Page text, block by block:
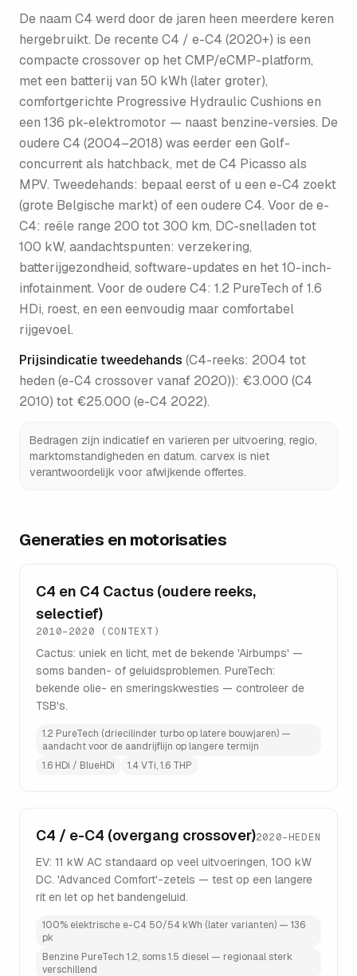
De naam C4 werd door de jaren heen meerdere keren
hergebruikt. De recente C4 / e-C4 (2020+) is een
compacte crossover op het CMP/eCMP-platform,
met een batterij van 50 kWh (later groter),
comfortgerichte Progressive Hydraulic Cushions en
een 136 pk-elektromotor — naast benzine-versies. De
oudere C4 (2004–2018) was eerder een Golf-
concurrent als hatchback, met de C4 Picasso als
MPV. Tweedehands: bepaal eerst of u een e-C4 zoekt
(grote Belgische markt) of een oudere C4. Voor de e-
C4: reële range 200 tot 300 km, DC-snelladen tot
100 kW, aandachtspunten: verzekering,
batterijgezondheid, software-updates en het 10-inch-
infotainment. Voor de oudere C4: 1.2 PureTech of 1.6
HDi, roest, en een eenvoudig maar comfortabel
rijgevoel.
Prijsindicatie tweedehands (C4-reeks: 2004 tot
heden (e-C4 crossover vanaf 2020)): €3.000 (C4
2010) tot €25.000 (e-C4 2022).
Bedragen zijn indicatief en varieren per uitvoering, regio,
marktomstandigheden en datum. carvex is niet
verantwoordelijk voor afwijkende offertes.
Generaties en motorisaties
C4 en C4 Cactus (oudere reeks,
selectief)
2010–2020 (CONTEXT)
Cactus: uniek en licht, met de bekende 'Airbumps' —
soms banden- of geluidsproblemen. PureTech:
bekende olie- en smeringskwesties — controleer de
TSB's.
1.2 PureTech (driecilinder turbo op latere bouwjaren) —
aandacht voor de aandrijflijn op langere termijn
1.6 HDi / BlueHDi
1.4 VTi, 1.6 THP
C4 / e-C4 (overgang crossover)2020–HEDEN
EV: 11 kW AC standaard op veel uitvoeringen, 100 kW
DC. 'Advanced Comfort'-zetels — test op een langere
rit en let op het bandengeluid.
100% elektrische e-C4 50/54 kWh (later varianten) — 136
pk
Benzine PureTech 1.2, soms 1.5 diesel — regionaal sterk
verschillend